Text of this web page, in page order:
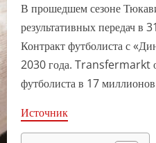
В прошедшем сезоне
результативных передач в
Контракт футболиста с
2030 года. Transfermarkt
футболиста в 17
Источник